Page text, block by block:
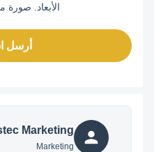
الأبعاد. صورة
أرسل
Trustec Marketing
Marketing